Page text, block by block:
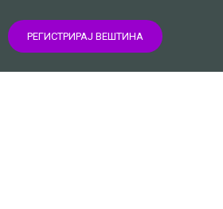
РЕГИСТРИРАЈ ВЕШТИНА